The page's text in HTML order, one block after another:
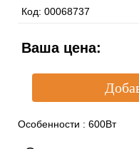
Код: 00068737
Ваша цена:
Особенности : 600Вт